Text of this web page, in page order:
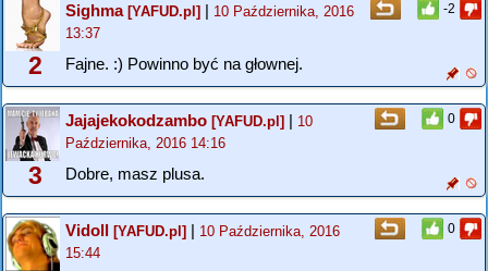
-2
2
Sighma[YAFUD.pl] | 10 Października, 2016
13:37
Fajne. :) Powinno być na głownej.
0
3
Jajajekokodzambo [YAFUD.pl] | 10
Października, 2016 14:16
Dobre, masz plusa.
0
Vidoll [YAFUD.pl] | 10 Października, 2016
15:44